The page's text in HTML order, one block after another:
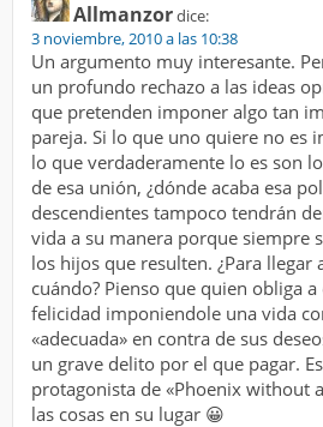
Allmanzordice:
3 noviembre, 2010 a las 10:38
Un argumento muy interesante.
un profundo rechazo a las ideas
que pretenden imponer algo tan
pareja. Si lo que uno quiere no es
lo que verdaderamente lo es son
de esa unión, ¿dónde acaba esa
descendientes tampoco tendrán
vida a su manera porque siempre
los hijos que resulten. ¿Para llegar
cuándo? Pienso que quien obliga
felicidad imponiendole una vida
«adecuada» en contra de sus
un grave delito por el que pagar.
protagonista de «Phoenix without
las cosas en su lugar 😀